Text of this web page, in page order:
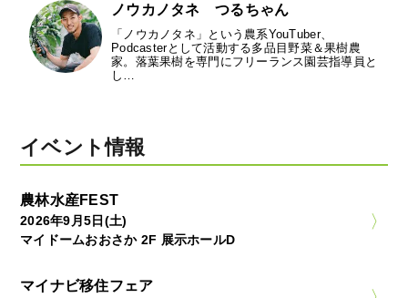
ノウカノタネ つるちゃん
「ノウカノタネ」という農系YouTuber、
Podcasterとして活動する多品目野菜＆果樹農
家。落葉果樹を専門にフリーランス園芸指導員と
し…
イベント情報
農林水産FEST
2026年9月5日(土)
マイドームおおさか 2F 展示ホールD
マイナビ移住フェア